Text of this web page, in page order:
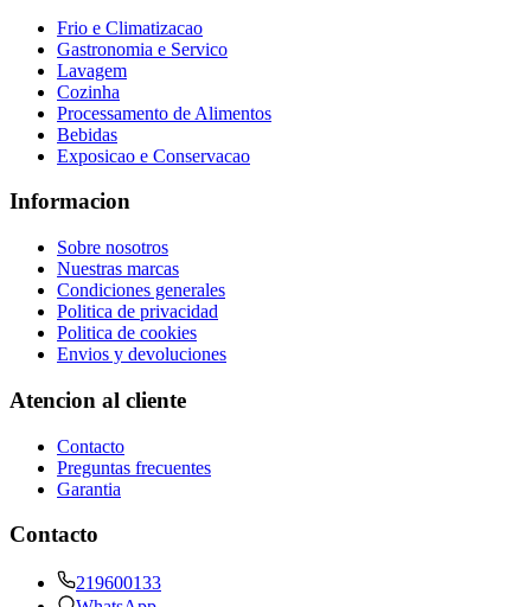
Frio e Climatizacao
Gastronomia e Servico
Lavagem
Cozinha
Processamento de Alimentos
Bebidas
Exposicao e Conservacao
Informacion
Sobre nosotros
Nuestras marcas
Condiciones generales
Politica de privacidad
Politica de cookies
Envios y devoluciones
Atencion al cliente
Contacto
Preguntas frecuentes
Garantia
Contacto
219600133